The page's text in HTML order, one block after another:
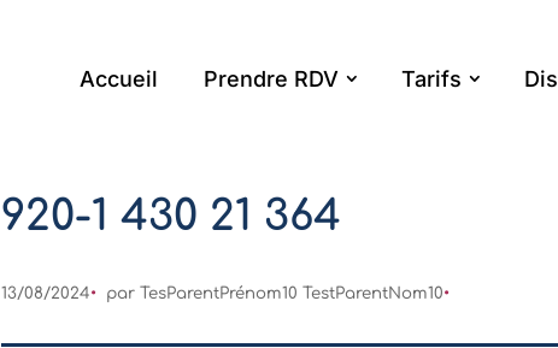
Accueil Prendre RDV Tarifs
920-1 430 21 364
13/08/2024 par TesParentPrénom10 TestParentNom10